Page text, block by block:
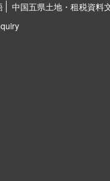
中国五県土地・租税資料